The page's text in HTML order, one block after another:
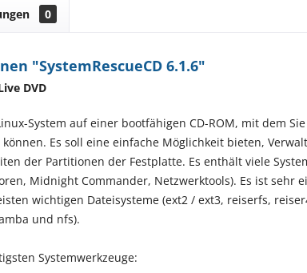
0
"SystemRescueCD 6.1.6"
DVD
System auf einer bootfähigen CD-ROM, mit dem
Es soll eine einfache Möglichkeit bieten,
der Partitionen der Festplatte. Es enthält viele
Midnight Commander, Netzwerktools). Es ist sehr
wichtigen Dateisysteme (ext2 / ext3, reiserfs,
und nfs).
Systemwerkzeuge: